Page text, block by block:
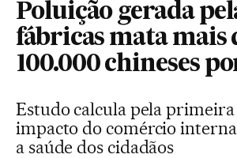
Poluição gerada
fábricas mata mais
100.000 chineses
Estudo calcula pela primeira
impacto do comércio
a saúde dos cidadãos